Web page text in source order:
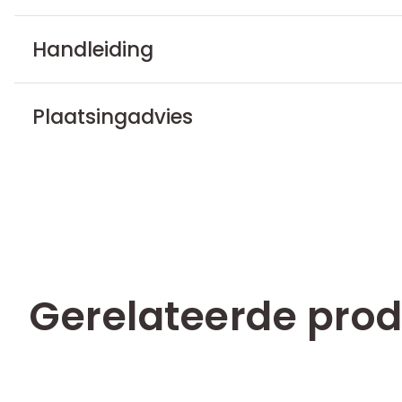
Handleiding
Plaatsingadvies
Gerelateerde